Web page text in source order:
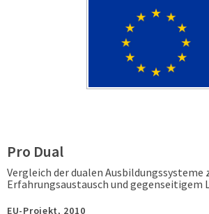
Pro Dual
Vergleich der dualen Ausbildungssysteme
Erfahrungsaustausch und gegenseitigem
EU-Projekt, 2010